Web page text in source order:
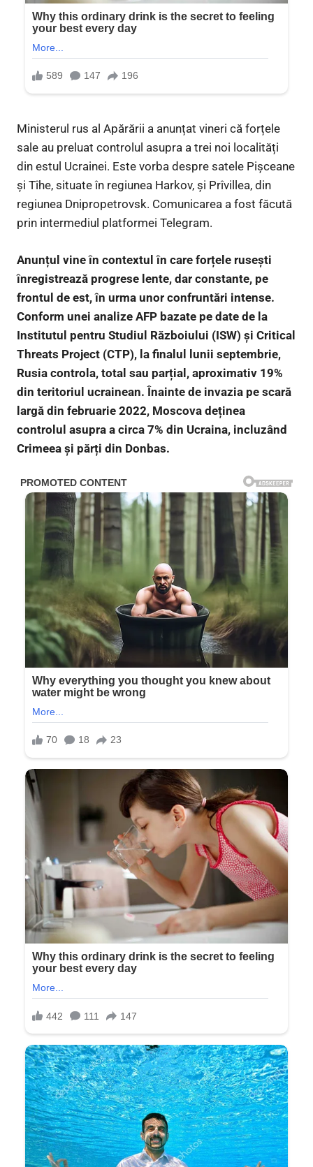
Ministerul rus al Apărării a anunțat vineri că forțele
sale au preluat controlul asupra a trei noi localități
din estul Ucrainei. Este vorba despre satele Pișceane
și Tîhe, situate în regiunea Harkov, și Prîvillea, din
regiunea Dnipropetrovsk. Comunicarea a fost făcută
prin intermediul platformei Telegram.
Anunțul vine în contextul în care forțele rusești
înregistrează progrese lente, dar constante, pe
frontul de est, în urma unor confruntări intense.
Conform unei analize AFP bazate pe date de la
Institutul pentru Studiul Războiului (ISW) și Critical
Threats Project (CTP), la finalul lunii septembrie,
Rusia controla, total sau parțial, aproximativ 19%
din teritoriul ucrainean. Înainte de invazia pe scară
largă din februarie 2022, Moscova deținea
controlul asupra a circa 7% din Ucraina, incluzând
Crimeea și părți din Donbas.